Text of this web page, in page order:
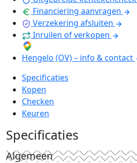
Financiering aanvragen
Verzekering afsluiten
Inruilen of verkopen
Hengelo (OV) – info & contact
Specificaties
Kopen
Checken
Keuren
Specificaties
Algemeen